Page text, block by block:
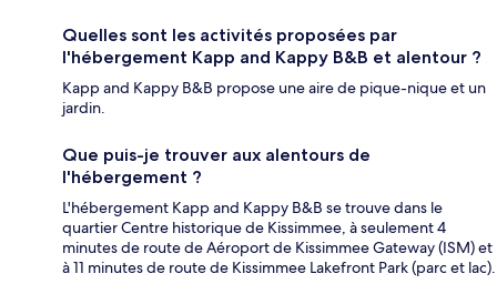
Quelles sont les activités proposées par
l'hébergement Kapp and Kappy B&B et alentour ?
Kapp and Kappy B&B propose une aire de pique-nique et un
jardin.
Que puis-je trouver aux alentours de
l'hébergement ?
L'hébergement Kapp and Kappy B&B se trouve dans le
quartier Centre historique de Kissimmee, à seulement 4
minutes de route de Aéroport de Kissimmee Gateway (ISM) et
à 11 minutes de route de Kissimmee Lakefront Park (parc et lac).